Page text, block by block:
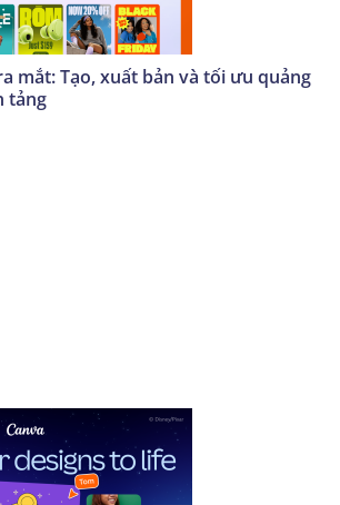
mắt: Tạo, xuất bản và tối ưu quảng
tảng